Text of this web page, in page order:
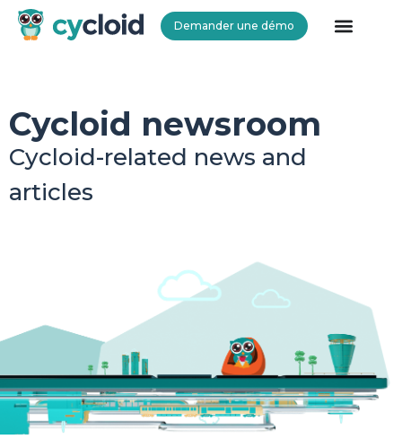
Demander une démo
Cycloid newsroom
Cycloid-related news and
articles